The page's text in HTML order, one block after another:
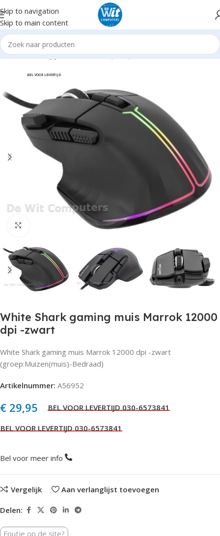
Skip to navigation
Skip to main content
Home Randapparatuur Muizen(muis) Bedraad
BEL VOOR LEVERTIJD
White Shark gaming muis Marrok 12000
dpi -zwart
White Shark gaming muis Marrok 12000 dpi -zwart
(groep:Muizen(muis)-Bedraad)
Artikelnummer: A56952
€ 29,95
Bel voor meer info
Vergelijk Aan verlanglijst toevoegen
Delen:
Foutje op de site?